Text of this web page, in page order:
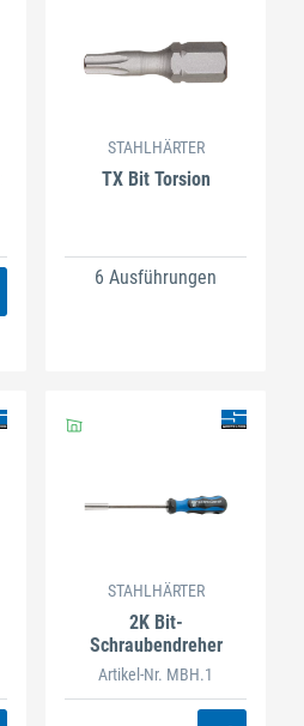
STAHLHÄRTER
TX Bit Torsion
6 Ausführungen
STAHLHÄRTER
2K Bit-
Schraubendreher
Artikel-Nr. MBH.1